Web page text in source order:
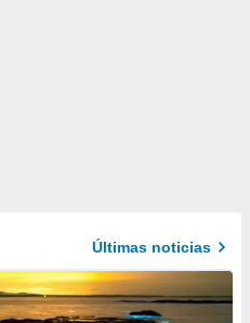
Últimas noticias